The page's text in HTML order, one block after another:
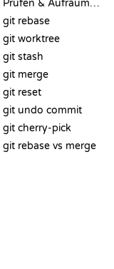
Prüfen & Aufräumen
git rebase
git worktree
git stash
git merge
git reset
git undo commit
git cherry-pick
git rebase vs merge